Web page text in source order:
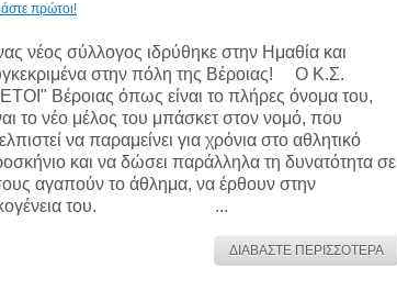
πρώτοι!
νέος σύλλογος ιδρύθηκε στην Ημαθία και
στην πόλη της Βέροιας! Ο Κ.Σ.
Βέροιας όπως είναι το πλήρες όνομα του,
το νέο μέλος του μπάσκετ στον νομό, που
να παραμείνει για χρόνια στο αθλητικό
και να δώσει παράλληλα τη δυνατότητα σε
αγαπούν το άθλημα, να έρθουν στην
του. ...
ΔΙΑΒΑΣΤΕ ΠΕΡΙΣΣΟΤΕΡΑ